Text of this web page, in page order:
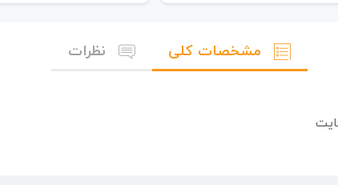
مشخصات کلی نظرات